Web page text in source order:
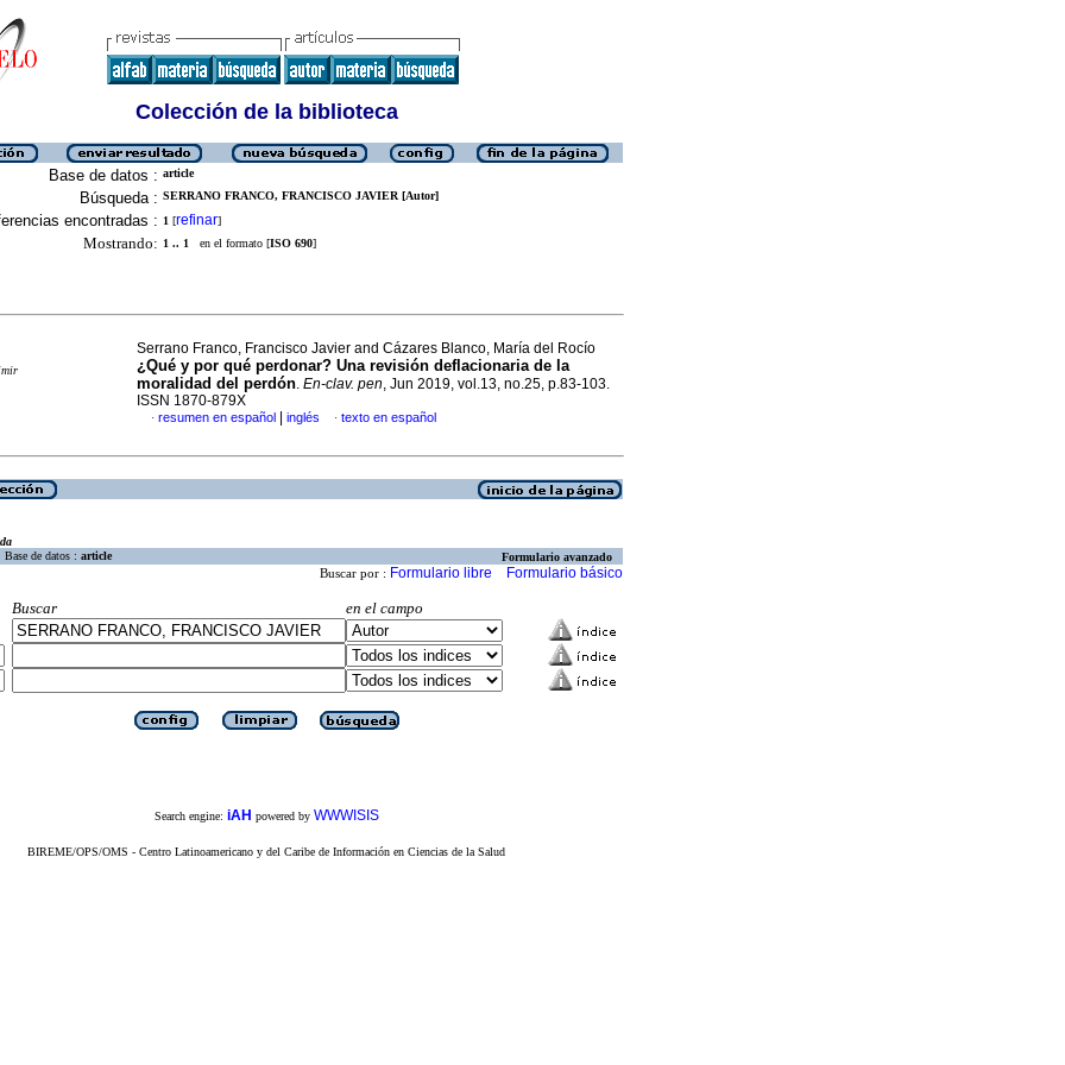
Colección de la biblioteca
Base de datos : article
Búsqueda : SERRANO FRANCO, FRANCISCO JAVIER [Autor]
encontradas : 1 [refinar]
Mostrando: 1 .. 1 en el formato [ISO 690]
Serrano Franco, Francisco Javier and Cázares Blanco, María del Rocío
¿Qué y por qué perdonar? Una revisión deflacionaria de la
moralidad del perdón. En-clav. pen, Jun 2019, vol.13, no.25, p.83-103.
ISSN 1870-879X
· resumen en español inglés · texto en español
Base de datos : article Formulario avanzado
Buscar por : Formulario libre Formulario básico
Buscar
en el campo
Search engine: iAH powered by WWWISIS
BIREME/OPS/OMS - Centro Latinoamericano y del Caribe de Información en Ciencias de la Salud